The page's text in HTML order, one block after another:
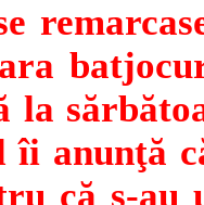
la
anunţă
că s-